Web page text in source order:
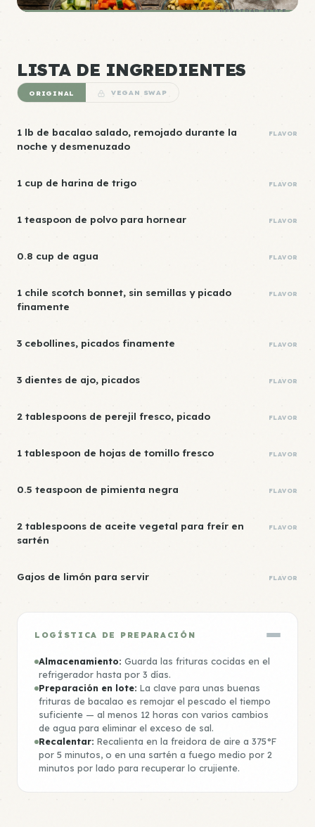
DENSIDAD ÉLITE
LISTA DE INGREDIENTES
ORIGINAL VEGAN SWAP
1 lb de bacalao salado, remojado durante la
noche y desmenuzado
FLAVOR
1 cup de harina de trigo FLAVOR
1 teaspoon de polvo para hornear FLAVOR
0.8 cup de agua FLAVOR
1 chile scotch bonnet, sin semillas y picado
finamente
FLAVOR
3 cebollines, picados finamente FLAVOR
3 dientes de ajo, picados FLAVOR
2 tablespoons de perejil fresco, picado FLAVOR
1 tablespoon de hojas de tomillo fresco FLAVOR
0.5 teaspoon de pimienta negra FLAVOR
2 tablespoons de aceite vegetal para freír en
sartén
FLAVOR
Gajos de limón para servir FLAVOR
LOGÍSTICA DE PREPARACIÓN
Almacenamiento: Guarda las frituras cocidas en el
refrigerador hasta por 3 días.
Preparación en lote: La clave para unas buenas
frituras de bacalao es remojar el pescado el tiempo
suficiente — al menos 12 horas con varios cambios
de agua para eliminar el exceso de sal.
Recalentar: Recalienta en la freidora de aire a 375°F
por 5 minutos, o en una sartén a fuego medio por 2
minutos por lado para recuperar lo crujiente.